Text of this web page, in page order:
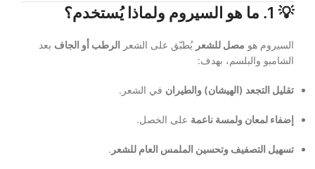
💡 1. ما هو السيروم ولماذا يُستخدم؟
السيروم هو مصل للشعر يُطبّق على الشعر الرطب أو الجاف بعد
الشامبو والبلسم، بهدف:
تقليل التجعد (الهيشان) والطيران في الشعر.
إضفاء لمعان ولمسة ناعمة على الخصل.
تسهيل التصفيف وتحسين الملمس العام للشعر .